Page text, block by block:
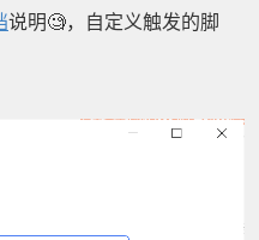
说明🧐，自定义触发的脚